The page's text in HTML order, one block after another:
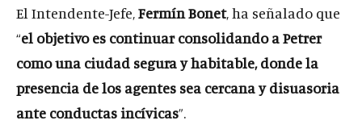
El Intendente-Jefe,Fermín Bonet, ha señalado que
“el objetivo es continuar consolidando a Petrer
como una ciudad segura y habitable, donde la
presencia de los agentes sea cercana y disuasoria
ante conductas incívicas”.